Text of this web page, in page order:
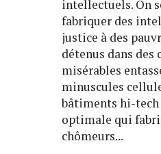
intellectuels. On
fabriquer des
justice à des
détenus dans
misérables
minuscules
bâtiments hi-
optimale qui
chômeurs...